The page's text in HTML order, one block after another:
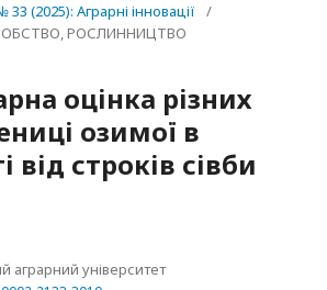
33 (2025): Аграрні інновації
/
РОСЛИННИЦТВО
оцінка різних
озимої в
від строків сівби
університет